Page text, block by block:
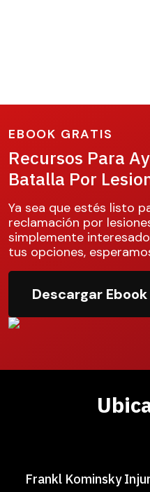
EBOOK GRATIS
Recursos Para
Batalla Por
Ya sea que estés listo
reclamación por
simplemente
tus opciones,
Descargar Ebook
Frankl Kominsky